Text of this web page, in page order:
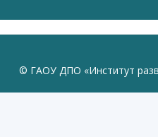
© ГАОУ ДПО «Институт